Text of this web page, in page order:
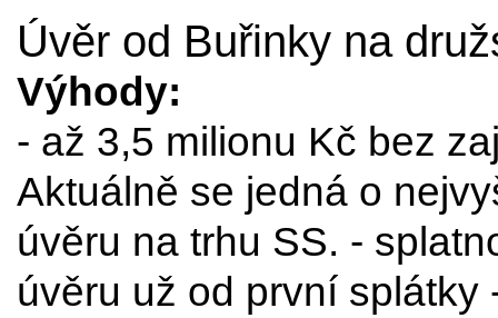
Úvěr od Buřinky na
Výhody:
- až 3,5 milionu Kč bez
Aktuálně se jedná o
úvěru na trhu SS. -
úvěru už od první